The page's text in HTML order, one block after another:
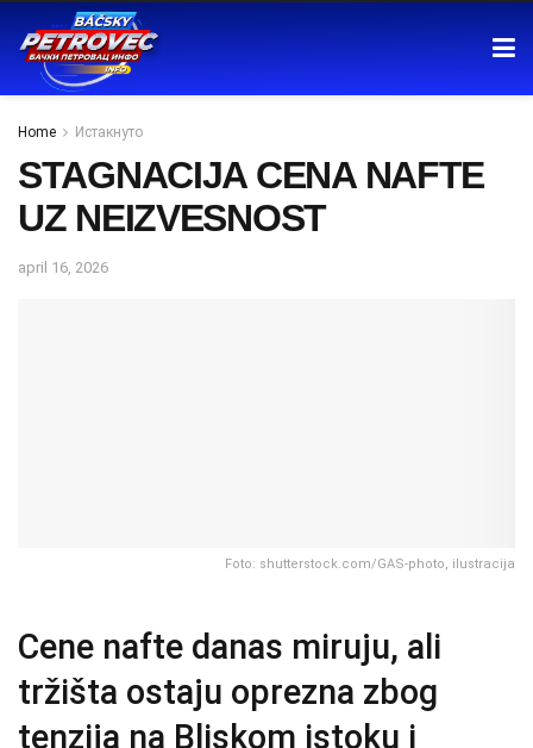
Home Истакнуто
STAGNACIJA CENA NAFTE
UZ NEIZVESNOST
april 16, 2026
Foto: shutterstock.com/GAS-photo, ilustracija
Cene nafte danas miruju, ali
tržišta ostaju oprezna zbog
tenzija na Bliskom istoku i